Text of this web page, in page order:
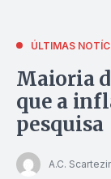
ÚLTIMAS
Maioria
que a
pesquisa
A.C.